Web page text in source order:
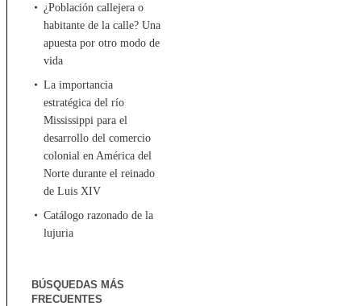
¿Población callejera o
habitante de la calle? Una
apuesta por otro modo de
vida
La importancia
estratégica del río
Mississippi para el
desarrollo del comercio
colonial en América del
Norte durante el reinado
de Luis XIV
Catálogo razonado de la
lujuria
BÚSQUEDAS MÁS
FRECUENTES